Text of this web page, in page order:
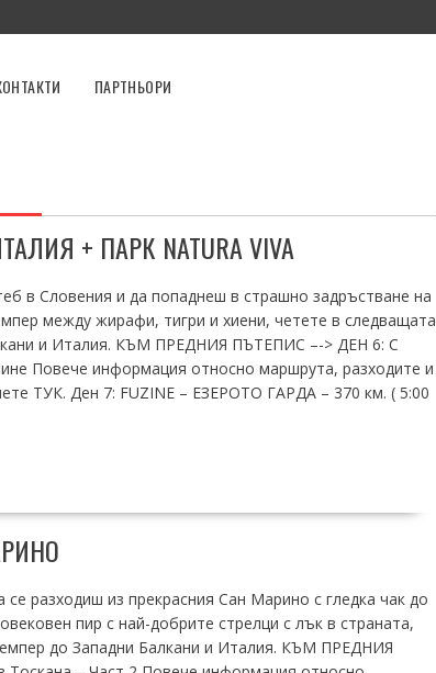
ПАРТНЬОРИ
+ ПАРК NATURA VIVA
в Словения и да попаднеш в страшно задръстване на
между жирафи, тигри и хиени, четете в следващата
и Италия. КЪМ ПРЕДНИЯ ПЪТЕПИС –-> ДЕН 6: С
Повече информация относно маршрута, разходите и
ТУК. Ден 7: FUZINE – ЕЗЕРОТО ГАРДА – 370 км. ( 5:00
разходиш из прекрасния Сан Марино с гледка чак до
пир с най-добрите стрелци с лък в страната,
до Западни Балкани и Италия. КЪМ ПРЕДНИЯ